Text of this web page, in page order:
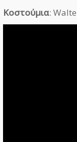
Κοστούμια: